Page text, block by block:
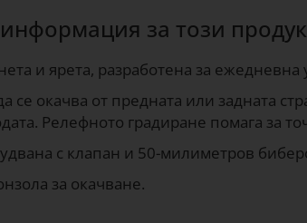
за този
и ярета, разработена за
се окачва от предната или задната
Релефното градиране помага за
с клапан и 50-милиметров
за окачване.